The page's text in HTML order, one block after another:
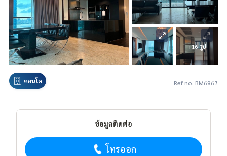
+16 รูป
คอนโด Ref no. BM6967
ข้อมูลติดต่อ
โทรออก